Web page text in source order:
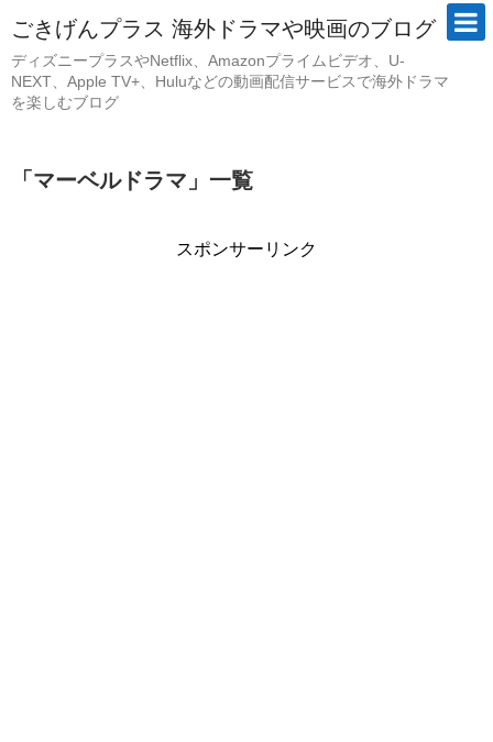
ごきげんプラス 海外ドラマや映画のブログ
ディズニープラスやNetflix、Amazonプライムビデオ、U-
NEXT、Apple TV+、Huluなどの動画配信サービスで海外ドラマ
を楽しむブログ
「 マーベルドラマ 」 一覧
スポンサーリンク